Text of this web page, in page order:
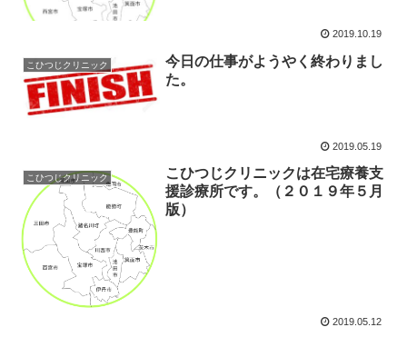
2019.10.19
こひつじクリニック
今日の仕事がようやく終わりまし
た。
2019.05.19
こひつじクリニック
こひつじクリニックは在宅療養支
援診療所です。（２０１９年５月
版）
2019.05.12